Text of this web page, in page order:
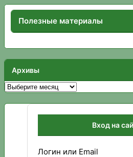
Полезные материалы
Архивы
Архивы
Вход на
Логин или Email